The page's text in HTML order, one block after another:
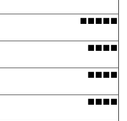
■■■■■
■■■■
■■■■
■■■■